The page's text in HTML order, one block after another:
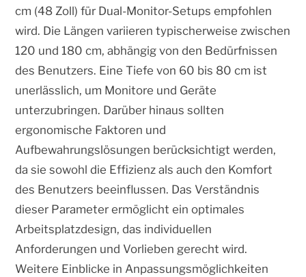
cm (48 Zoll) für Dual-Monitor-Setups empfohlen
wird. Die Längen variieren typischerweise zwischen
120 und 180 cm, abhängig von den Bedürfnissen
des Benutzers. Eine Tiefe von 60 bis 80 cm ist
unerlässlich, um Monitore und Geräte
unterzubringen. Darüber hinaus sollten
ergonomische Faktoren und
Aufbewahrungslösungen berücksichtigt werden,
da sie sowohl die Effizienz als auch den Komfort
des Benutzers beeinflussen. Das Verständnis
dieser Parameter ermöglicht ein optimales
Arbeitsplatzdesign, das individuellen
Anforderungen und Vorlieben gerecht wird.
Weitere Einblicke in Anpassungsmöglichkeiten